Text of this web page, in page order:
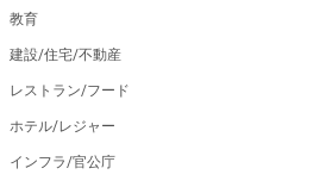
教育
建設/住宅/不動産
レストラン/フード
ホテル/レジャー
インフラ/官公庁